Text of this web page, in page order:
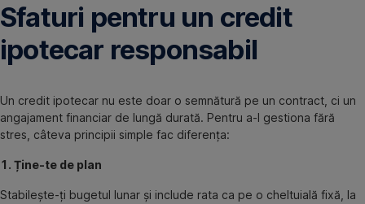
Sfaturi pentru un credit
ipotecar responsabil
Un credit ipotecar nu este doar o semnătură pe un contract, ci un
angajament financiar de lungă durată. Pentru a-l gestiona fără
stres, câteva principii simple fac diferența:
1. Ține-te de plan
Stabilește-ți bugetul lunar și include rata ca pe o cheltuială fixă, la